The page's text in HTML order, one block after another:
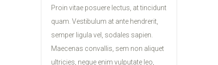
Proin vitae posuere lectus, at tincidunt
quam. Vestibulum at ante hendrerit,
semper ligula vel, sodales sapien.
Maecenas convallis, sem non aliquet
ultricies, neque enim vulputate leo,